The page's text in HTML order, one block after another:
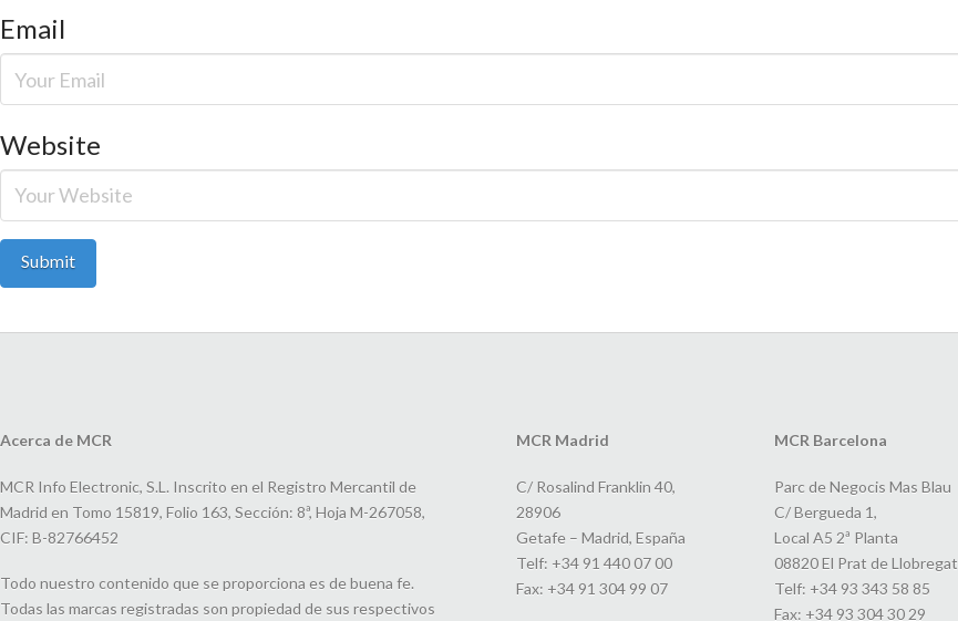
Email
Website
Acerca de MCR
MCR Info Electronic, S.L. Inscrito en el Registro Mercantil de
Madrid en Tomo 15819, Folio 163, Sección: 8ª, Hoja M-267058,
CIF: B-82766452
Todo nuestro contenido que se proporciona es de buena fe.
Todas las marcas registradas son propiedad de sus respectivos
MCR Madrid
C/ Rosalind Franklin 40,
28906
Getafe – Madrid, España
Telf: +34 91 440 07 00
Fax: +34 91 304 99 07
MCR Barcelona
Parc de Negocis Mas Blau
C/ Bergueda 1,
Local A5 2ª Planta
08820 El Prat de Llobregat
Telf: +34 93 343 58 85
Fax: +34 93 304 30 29